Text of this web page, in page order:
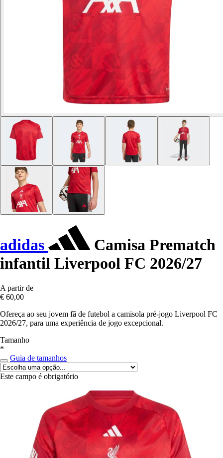
adidas
Camisa Prematch
infantil Liverpool FC 2026/27
A partir de
€ 60,00
Ofereça ao seu jovem fã de futebol a camisola pré-jogo Liverpool FC
2026/27, para uma experiência de jogo excepcional.
Tamanho
*
Guia de tamanhos
Este campo é obrigatório